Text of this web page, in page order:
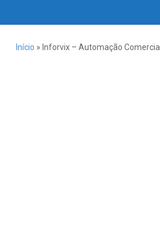
Início » Inforvix – Automação Comercial